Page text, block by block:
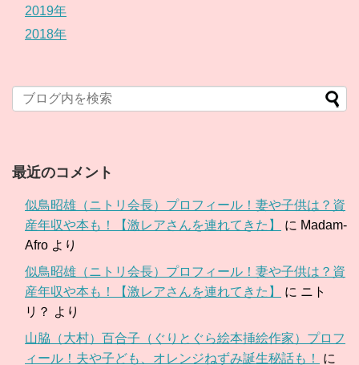
2019年
2018年
最近のコメント
似鳥昭雄（ニトリ会長）プロフィール！妻や子供は？資
産年収や本も！【激レアさんを連れてきた】
に Madam-
Afro より
似鳥昭雄（ニトリ会長）プロフィール！妻や子供は？資
産年収や本も！【激レアさんを連れてきた】
に ニト
リ？ より
山脇（大村）百合子（ぐりとぐら絵本挿絵作家）プロフ
ィール！夫や子ども、オレンジねずみ誕生秘話も！
に